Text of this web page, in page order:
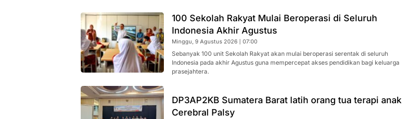
100 Sekolah Rakyat Mulai Beroperasi di Seluruh
Indonesia Akhir Agustus
Minggu, 9 Agustus 2026 | 07:00
Sebanyak 100 unit Sekolah Rakyat akan mulai beroperasi serentak di seluruh
Indonesia pada akhir Agustus guna mempercepat akses pendidikan bagi keluarga
prasejahtera.
DP3AP2KB Sumatera Barat latih orang tua terapi anak
Cerebral Palsy